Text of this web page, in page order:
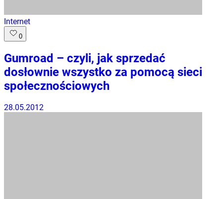
Internet
0
Gumroad – czyli, jak sprzedać
dosłownie wszystko za pomocą sieci
społecznościowych
28.05.2012